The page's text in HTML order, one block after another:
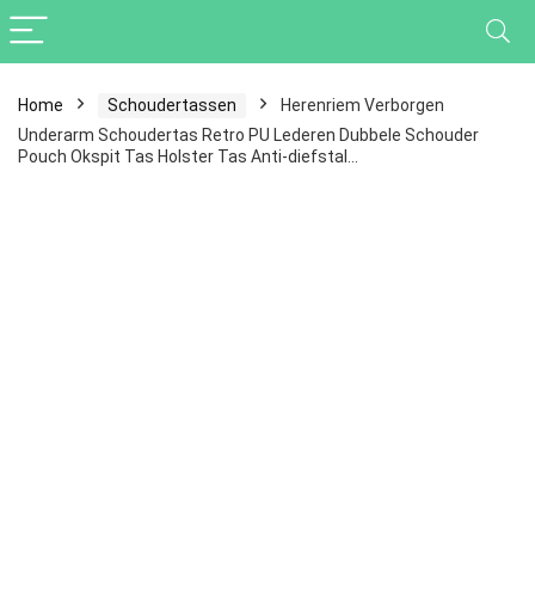
Home Schoudertassen
Herenriem Verborgen
Underarm Schoudertas Retro PU Lederen Dubbele Schouder
Pouch Okspit Tas Holster Tas Anti-diefstal…